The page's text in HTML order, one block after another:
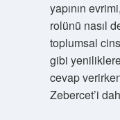
yapının
rolünü nasıl
toplumsal
gibi
cevap
Zebercet’i